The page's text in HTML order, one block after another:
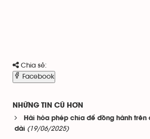
Chia sẻ:
Facebook
NHỮNG TIN CŨ HƠN
Hài hòa phép chia để đồng hành trên
dài (19/06/2025)